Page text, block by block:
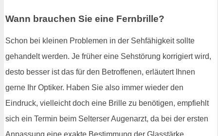
Wann brauchen Sie eine Fernbrille?
Schon bei kleinen Problemen in der Sehfähigkeit sollte
gehandelt werden. Je früher eine Sehstörung korrigiert wird,
desto besser ist das für den Betroffenen, erläutert Ihnen
gerne Ihr Optiker. Haben Sie also immer wieder den
Eindruck, vielleicht doch eine Brille zu benötigen, empfiehlt
sich ein Termin beim Selterser Augenarzt, da bei der ersten